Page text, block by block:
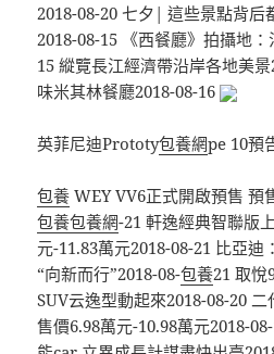
2018-08-20 七夕| 這些景點背后
2018-08-15 《西餐廳》拍攝地
15 縱覽長江經濟帶沿岸各地美
味米其林餐廳2018-08-16
英菲尼迪Prototy包養網pe 10預
包養 WEY VV6正式開啟預售 預
包養包養網-21 軒逸經典智聯版
元-11.83萬元2018-08-21 比亞迪
“向新而行”2018-08-包養21 取悅
SUV云逸型動起來2018-08-20
售價6.98萬元-10.98萬元2018-